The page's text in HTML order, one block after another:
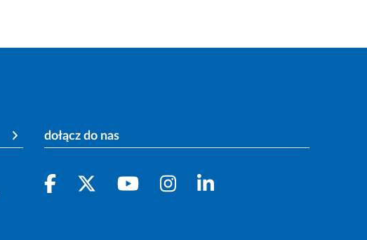
dołącz do nas